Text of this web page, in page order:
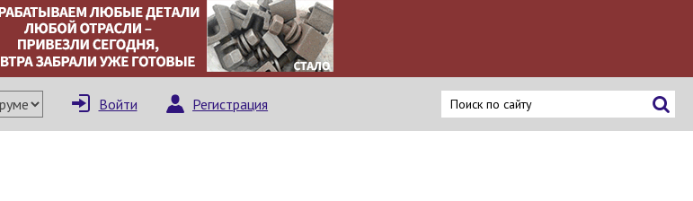
Войти Регистрация